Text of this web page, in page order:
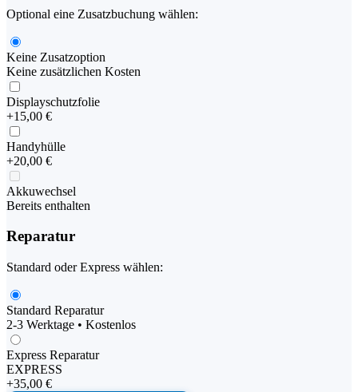
Optional eine Zusatzbuchung wählen:
Keine Zusatzoption
Keine zusätzlichen Kosten
Displayschutzfolie
+15,00 €
Handyhülle
+20,00 €
Akkuwechsel
Bereits enthalten
Reparatur
Standard oder Express wählen:
Standard Reparatur
2-3 Werktage • Kostenlos
Express Reparatur
EXPRESS
+35,00 €